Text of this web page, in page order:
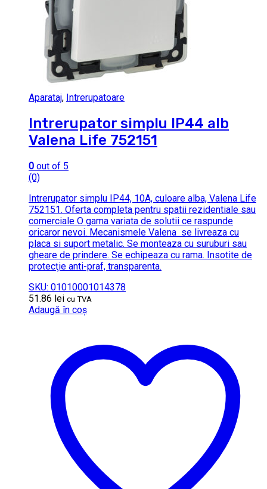
Aparataj, Intrerupatoare
Intrerupator simplu IP44 alb
Valena Life 752151
0 out of 5
(0)
Intrerupator simplu IP44, 10A, culoare alba, Valena Life
752151. Oferta completa pentru spatii rezidentiale sau
comerciale O gama variata de solutii ce raspunde
oricaror nevoi. Mecanismele Valena se livreaza cu
placa si suport metalic. Se monteaza cu suruburi sau
gheare de prindere. Se echipeaza cu rama. Insotite de
protecţie anti-praf, transparenta.
SKU: 01010001014378
51.86 lei cu TVA
Adaugă în coș